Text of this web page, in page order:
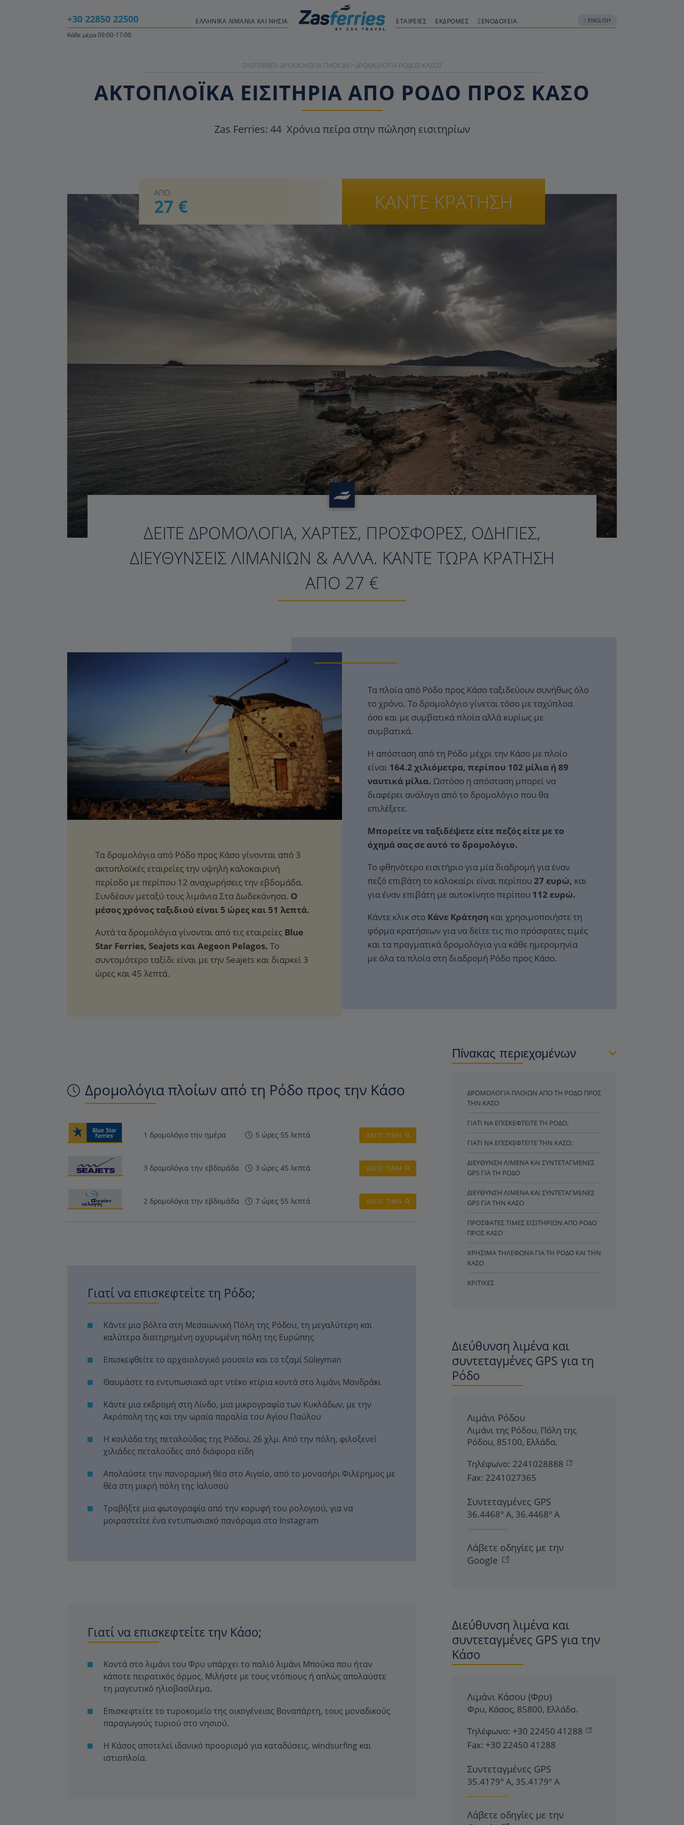
+30 22850 22500 ΕΛΛΗΝΙΚΆ ΛΙΜΆΝΙΑ ΚΑΙ ΝΗΣΙΆ ΕΤΑΙΡΕΙΕΣ ΕΚΔΡΟΜΈΣ ΞΕΝΟΔΟΧΕΊΑ ENGLISH
Κάθε μέρα 09:00-17:00
ZASFERRIES: ΔΡΟΜΟΛΌΓΙΑ ΠΛΟΊΩΝ > ΔΡΟΜΟΛΌΓΙΑ ΡΌΔΟΣ-ΚΆΣΟΣ
ΑΚΤΟΠΛΟΪΚΑ ΕΙΣΙΤΉΡΙΑ ΑΠΌ ΡΌΔΟ ΠΡΟΣ ΚΆΣΟ
Zas Ferries: 44Χρόνια πείρα στην πώληση εισιτηρίων
ΑΠΟ
27 € ΚΑΝΤΕ ΚΡΑΤΗΣΗ
ΔΕΊΤΕ ΔΡΟΜΟΛΌΓΙΑ, ΧΆΡΤΕΣ, ΠΡΟΣΦΟΡΈΣ, ΟΔΗΓΊΕΣ,
ΔΙΕΥΘΎΝΣΕΙΣ ΛΙΜΑΝΙΏΝ & ΆΛΛΑ. ΚΆΝΤΕ ΤΏΡΑ ΚΡΆΤΗΣΗ
ΑΠΌ 27 €
Ο
μέσος χρόνος ταξιδιού είναι 5 ώρες και 51 λεπτά.
Αυτά τα δρομολόγια γίνονται από τις εταιρείες Blue
Star Ferries, Seajets και Aegeon Pelagos. Το
συντομότερο ταξίδι είναι με την Seajets και διαρκεί 3
ώρες και 45 λεπτά.
Τα πλοία από Ρόδο προς Κάσο ταξιδεύουν συνήθως όλο
το χρόνο. Το δρομολόγιο γίνεται τόσο με ταχύπλοα
όσο και με συμβατικά πλοία αλλά κυρίως με
συμβατικά.
Η απόσταση από τη Ρόδο μέχρι την Κάσο με πλοίο
είναι 164.2 χιλιόμετρα, περίπου 102 μίλια ή 89
ναυτικά μίλια. Ωστόσο η απόσταση μπορεί να
διαφέρει ανάλογα από το δρομολόγιο που θα
επιλέξετε.
Μπορείτε να ταξιδέψετε είτε πεζός είτε με το
όχημά σας σε αυτό το δρομολόγιο.
Το φθηνότερο εισιτήριο για μία διαδρομή για έναν
πεζό επιβάτη το καλοκαίρι είναι περίπου27 ευρώ, και
για έναν επιβάτη με αυτοκίνητο περίπου 112 ευρώ.
Κάντε κλικ στο Κάνε Κράτηση και χρησιμοποιήστε τη
φόρμα κρατήσεων για να δείτε τις πιο πρόσφατες τιμές
και τα πραγματικά δρομολόγια για κάθε ημερομηνία
με όλα τα πλοία στη διαδρομή Ρόδο προς Κάσο.
Δρομολόγια πλοίων από τη Ρόδο προς την Κάσο
1 δρομολόγιο την ημέρα 5 ώρες 55 λεπτά ΔΕΙΤΕ ΤΙΜΗ
3 δρομολόγια την εβδομάδα 3 ώρες 45 λεπτά ΔΕΙΤΕ ΤΙΜΗ
2 δρομολόγια την εβδομάδα 7 ώρες 55 λεπτά ΔΕΙΤΕ ΤΙΜΗ
Γιατί να επισκεφτείτε τη Ρόδο;
Κάντε μια βόλτα στη Μεσαιωνική Πόλη της Ρόδου, τη μεγαλύτερη και
καλύτερα διατηρημένη οχυρωμένη πόλη της Ευρώπης
Επισκεφθείτε το αρχαιολογικό μουσείο και το τζαμί Süleyman
Θαυμάστε τα εντυπωσιακά αρτ ντέκο κτίρια κοντά στο λιμάνι Μανδράκι
Κάντε μια εκδρομή στη Λίνδο, μια μικρογραφία των Κυκλάδων, με την
Ακρόπολη της και την ωραία παραλία του Αγίου Παύλου
Η κοιλάδα της πεταλούδας της Ρόδου, 26 χλμ. Από την πόλη, φιλοξενεί
χιλιάδες πεταλούδες από διάφορα είδη
Απολαύστε την πανοραμική θέα στο Αιγαίο, από το μονασήρι Φιλέρημος με
θέα στη μικρή πόλη της Ιαλυσού
Τραβήξτε μια φωτογραφία από την κορυφή του ρολογιού, για να
μοιραστείτε ένα εντυπωσιακό πανόραμα στο Instagram
Γιατί να επισκεφτείτε την Κάσο;
Κοντά στο λιμάνι του Φρυ υπάρχει το παλιό λιμάνι Μπούκα που ήταν
κάποτε πειρατικός όρμος. Μιλήστε με τους ντόπιους ή απλώς απολαύστε
τη μαγευτικό ηλιοβασίλεμα.
Επισκεφτείτε το τυροκομείο της οικογένειας Βοναπάρτη, τους μοναδικούς
παραγωγούς τυριού στο νησιού.
Η Κάσος αποτελεί ιδανικό προορισμό για καταδύσεις, windsurfing και
ιστιοπλοΐα.
Πίνακας περιεχομένων
ΔΡΟΜΟΛΌΓΙΑ ΠΛΟΊΩΝ ΑΠΌ ΤΗ ΡΌΔΟ ΠΡΟΣ
ΤΗΝ ΚΆΣΟ
ΓΙΑΤΊ ΝΑ ΕΠΙΣΚΕΦΤΕΊΤΕ ΤΗ ΡΌΔΟ;
ΓΙΑΤΊ ΝΑ ΕΠΙΣΚΕΦΤΕΊΤΕ ΤΗΝ ΚΆΣΟ;
ΔΙΕΎΘΥΝΣΗ ΛΙΜΈΝΑ ΚΑΙ ΣΥΝΤΕΤΑΓΜΈΝΕΣ
GPS ΓΙΑ ΤΗ ΡΌΔΟ
ΔΙΕΎΘΥΝΣΗ ΛΙΜΈΝΑ ΚΑΙ ΣΥΝΤΕΤΑΓΜΈΝΕΣ
GPS ΓΙΑ ΤΗΝ ΚΆΣΟ
ΠΡΌΣΦΑΤΕΣ ΤΙΜΈΣ ΕΙΣΙΤΗΡΊΩΝ ΑΠΌ ΡΌΔΟ
ΠΡΟΣ ΚΆΣΟ
ΧΡΉΣΙΜΑ ΤΗΛΈΦΩΝΑ ΓΙΑ ΤΗ ΡΌΔΟ ΚΑΙ ΤΗΝ
ΚΆΣΟ
ΚΡΙΤΙΚΈΣ
Διεύθυνση λιμένα και
συντεταγμένες GPS για τη
Ρόδο
Λιμάνι Ρόδου
Λιμάνι της Ρόδου, Πόλη της
Ρόδου, 85100, Ελλάδα.
Τηλέφωνο: 2241028888
Fax: 2241027365
Συντεταγμένες GPS
36.4468° Α, 36.4468° Α
Λάβετε οδηγίες με την
Google
Διεύθυνση λιμένα και
συντεταγμένες GPS για την
Κάσο
Λιμάνι Κάσου (Φρυ)
Φρυ, Κάσος, 85800, Ελλάδα.
Τηλέφωνο: +30 22450 41288
Fax: +30 22450 41288
Συντεταγμένες GPS
35.4179° Α, 35.4179° Α
Λάβετε οδηγίες με την